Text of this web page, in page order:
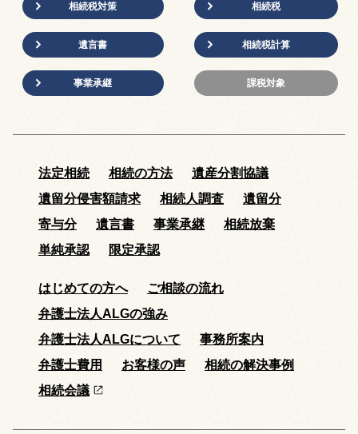
相続税対策
遺言書
事業承継
相続税
相続税計算
課税対象
法定相続 相続の方法
遺産分割協議
遺留分侵害額請求
相続人調査
遺留分
寄与分
遺言書 事業承継
相続放棄
単純承認
限定承認
はじめての方へ
ご相談の流れ
弁護士法人ALGの強み
弁護士法人ALGについて
事務所案内
弁護士費用
お客様の声
相続の解決事例
相続会議